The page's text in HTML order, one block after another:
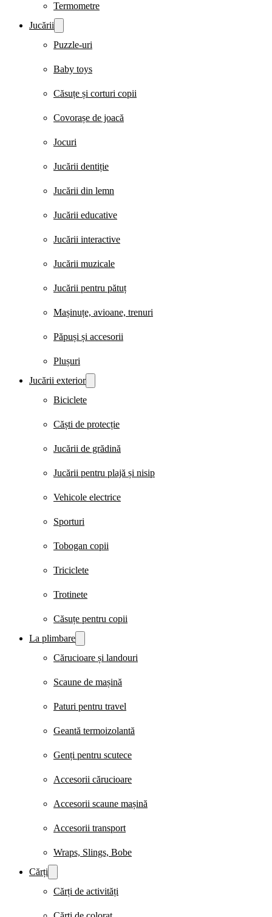
Termometre
Jucării
Puzzle-uri
Baby toys
Căsuțe și corturi copii
Covorașe de joacă
Jocuri
Jucării dentiție
Jucării din lemn
Jucării educative
Jucării interactive
Jucării muzicale
Jucării pentru pătuț
Mașinuțe, avioane, trenuri
Păpuși și accesorii
Plușuri
Jucării exterior
Biciclete
Căști de protecție
Jucării de grădină
Jucării pentru plajă și nisip
Vehicole electrice
Sporturi
Tobogan copii
Triciclete
Trotinete
Căsuțe pentru copii
La plimbare
Cărucioare și landouri
Scaune de mașină
Paturi pentru travel
Geantă termoizolantă
Genți pentru scutece
Accesorii cărucioare
Accesorii scaune mașină
Accesorii transport
Wraps, Slings, Bobe
Cărți
Cărți de activități